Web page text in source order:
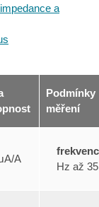
a
Podmínky
měření
A
Hz až